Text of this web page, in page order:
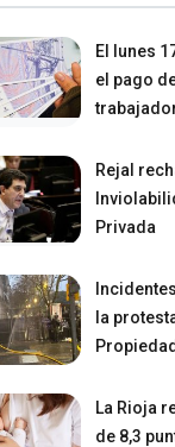
El lunes
el pago
Rejal
Privada
la
La Rioja
de 8,3